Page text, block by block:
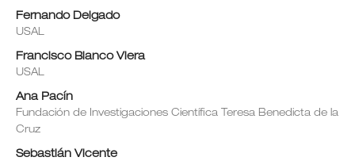
Fernando Delgado
USAL
Francisco Blanco Viera
USAL
Ana Pacín
Fundación de Investigaciones Científica Teresa Benedicta de la
Cruz
Sebastián Vicente